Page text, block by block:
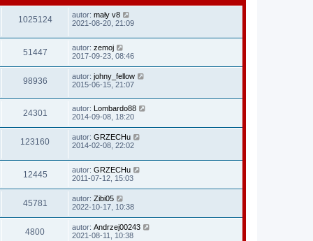
1025124 autor: mały v8
2021-08-20, 21:09
51447 autor: zemoj
2017-09-23, 08:46
98936 autor: johny_fellow
2015-06-15, 21:07
24301 autor: Lombardo88
2014-09-08, 18:20
123160 autor: GRZECHu
2014-02-08, 22:02
12445 autor: GRZECHu
2011-07-12, 15:03
45781 autor: Zibi05
2022-10-17, 10:38
4800 autor: Andrzej00243
2021-08-11, 10:38